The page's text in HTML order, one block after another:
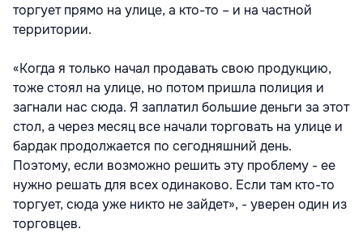
торгует прямо на улице, а кто-то – и на частной
территории.
«Когда я только начал продавать свою продукцию,
тоже стоял на улице, но потом пришла полиция и
загнали нас сюда. Я заплатил большие деньги за этот
стол, а через месяц все начали торговать на улице и
бардак продолжается по сегодняшний день.
Поэтому, если возможно решить эту проблему - ее
нужно решать для всех одинаково. Если там кто-то
торгует, сюда уже никто не зайдет», - уверен один из
торговцев.